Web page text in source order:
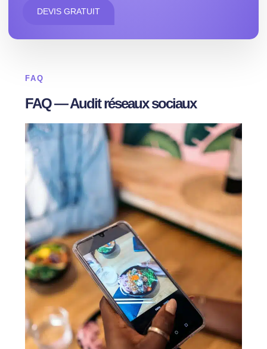
DEVIS GRATUIT
FAQ
FAQ — Audit réseaux sociaux